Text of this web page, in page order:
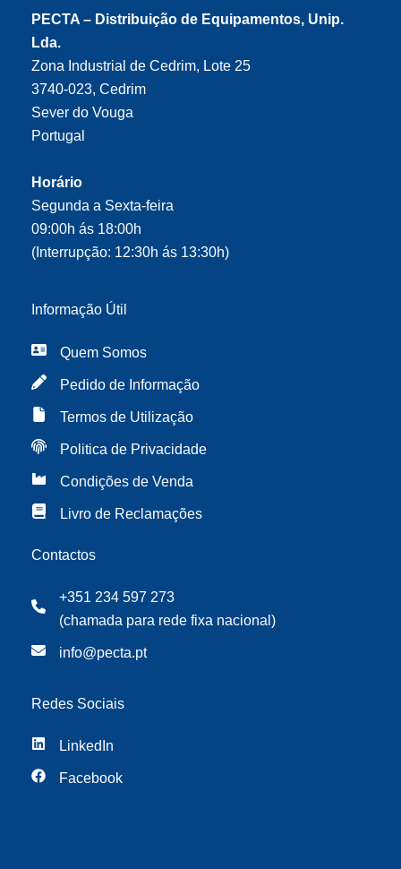
PECTA – Distribuição de Equipamentos, Unip.
Lda.
Zona Industrial de Cedrim, Lote 25
3740-023, Cedrim
Sever do Vouga
Portugal
Horário
Segunda a Sexta-feira
09:00h ás 18:00h
(Interrupção: 12:30h ás 13:30h)
Informação Útil
Quem Somos
Pedido de Informação
Termos de Utilização
Politica de Privacidade
Condições de Venda
Livro de Reclamações
Contactos
+351 234 597 273
(chamada para rede fixa nacional)
info@pecta.pt
Redes Sociais
LinkedIn
Facebook